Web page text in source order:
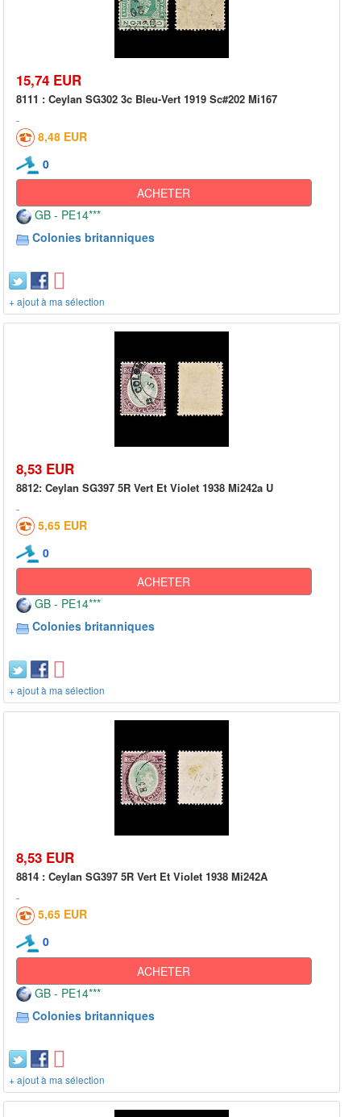
15,74 EUR
8111 : Ceylan SG302 3c Bleu-Vert 1919 Sc#202 Mi167
8,48 EUR
0
ACHETER
GB - PE14***
Colonies britanniques
+ ajout à ma sélection
8,53 EUR
8812: Ceylan SG397 5R Vert Et Violet 1938 Mi242a U
5,65 EUR
0
ACHETER
GB - PE14***
Colonies britanniques
+ ajout à ma sélection
8,53 EUR
8814 : Ceylan SG397 5R Vert Et Violet 1938 Mi242A
5,65 EUR
0
ACHETER
GB - PE14***
Colonies britanniques
+ ajout à ma sélection